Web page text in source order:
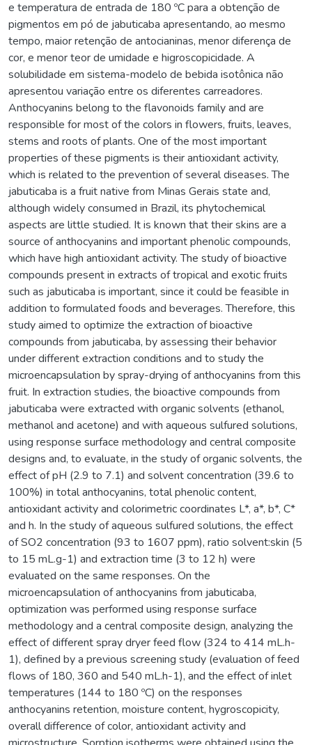
e temperatura de entrada de 180 ºC para a obtenção de
pigmentos em pó de jabuticaba apresentando, ao mesmo
tempo, maior retenção de antocianinas, menor diferença de
cor, e menor teor de umidade e higroscopicidade. A
solubilidade em sistema-modelo de bebida isotônica não
apresentou variação entre os diferentes carreadores.
Anthocyanins belong to the flavonoids family and are
responsible for most of the colors in flowers, fruits, leaves,
stems and roots of plants. One of the most important
properties of these pigments is their antioxidant activity,
which is related to the prevention of several diseases. The
jabuticaba is a fruit native from Minas Gerais state and,
although widely consumed in Brazil, its phytochemical
aspects are little studied. It is known that their skins are a
source of anthocyanins and important phenolic compounds,
which have high antioxidant activity. The study of bioactive
compounds present in extracts of tropical and exotic fruits
such as jabuticaba is important, since it could be feasible in
addition to formulated foods and beverages. Therefore, this
study aimed to optimize the extraction of bioactive
compounds from jabuticaba, by assessing their behavior
under different extraction conditions and to study the
microencapsulation by spray-drying of anthocyanins from this
fruit. In extraction studies, the bioactive compounds from
jabuticaba were extracted with organic solvents (ethanol,
methanol and acetone) and with aqueous sulfured solutions,
using response surface methodology and central composite
designs and, to evaluate, in the study of organic solvents, the
effect of pH (2.9 to 7.1) and solvent concentration (39.6 to
100%) in total anthocyanins, total phenolic content,
antioxidant activity and colorimetric coordinates L*, a*, b*, C*
and h. In the study of aqueous sulfured solutions, the effect
of SO2 concentration (93 to 1607 ppm), ratio solvent:skin (5
to 15 mL.g-1) and extraction time (3 to 12 h) were
evaluated on the same responses. On the
microencapsulation of anthocyanins from jabuticaba,
optimization was performed using response surface
methodology and a central composite design, analyzing the
effect of different spray dryer feed flow (324 to 414 mL.h-
1), defined by a previous screening study (evaluation of feed
flows of 180, 360 and 540 mL.h-1), and the effect of inlet
temperatures (144 to 180 ºC) on the responses
anthocyanins retention, moisture content, hygroscopicity,
overall difference of color, antioxidant activity and